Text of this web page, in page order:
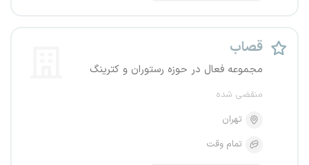
قصاب
مجموعه فعال در حوزه رستوران و کترینگ
منقضی شده
تهران
تمام وقت